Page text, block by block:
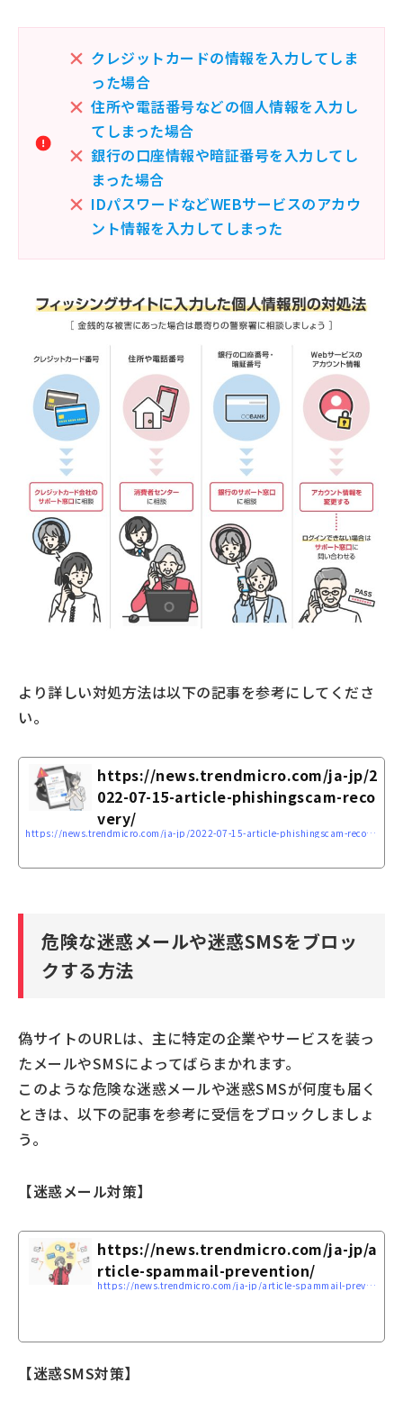
クレジットカードの情報を入力してしま
った場合
住所や電話番号などの個人情報を入力し
てしまった場合
銀行の口座情報や暗証番号を入力してし
まった場合
IDパスワードなどWEBサービスのアカウ
ント情報を入力してしまった
より詳しい対処方法は以下の記事を参考にしてくださ
い。
https://news.trendmicro.com/ja-jp/2
022-07-15-article-phishingscam-reco
very/
https://news.trendmicro.com/ja-jp/2022-07-15-article-phishingscam-recovery/
危険な迷惑メールや迷惑SMSをブロッ
クする方法
偽サイトのURLは、主に特定の企業やサービスを装っ
たメールやSMSによってばらまかれます。
このような危険な迷惑メールや迷惑SMSが何度も届く
ときは、以下の記事を参考に受信をブロックしましょ
う。
【迷惑メール対策】
https://news.trendmicro.com/ja-jp/a
rticle-spammail-prevention/
https://news.trendmicro.com/ja-jp/article-spammail-prevention/
【迷惑SMS対策】